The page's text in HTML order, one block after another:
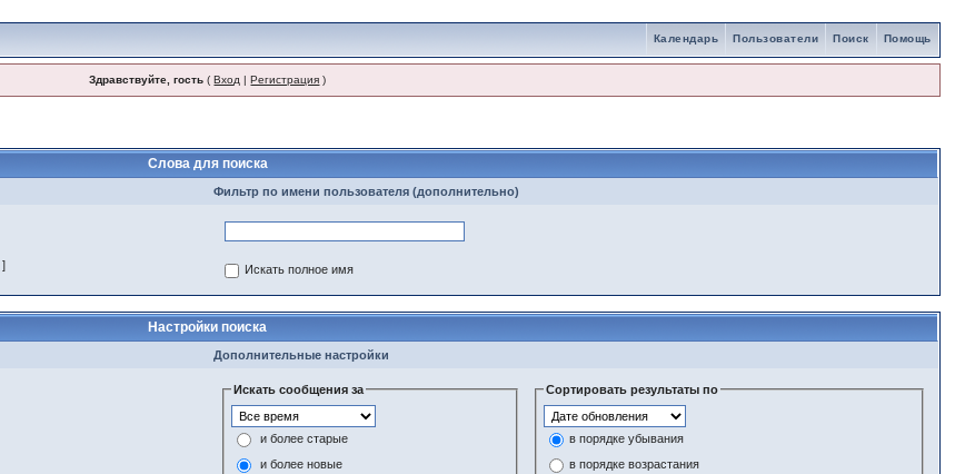
Помощь
Поиск
Пользователи
Календарь
Здравствуйте, гость (Вход |Регистрация )
Слова для поиска
Фильтр по имени пользователя (дополнительно)
] Искать полное имя
Настройки поиска
Дополнительные настройки
Искать сообщения за
и более старые
и более новые
Сортировать результаты по
в порядке убывания
в порядке возрастания